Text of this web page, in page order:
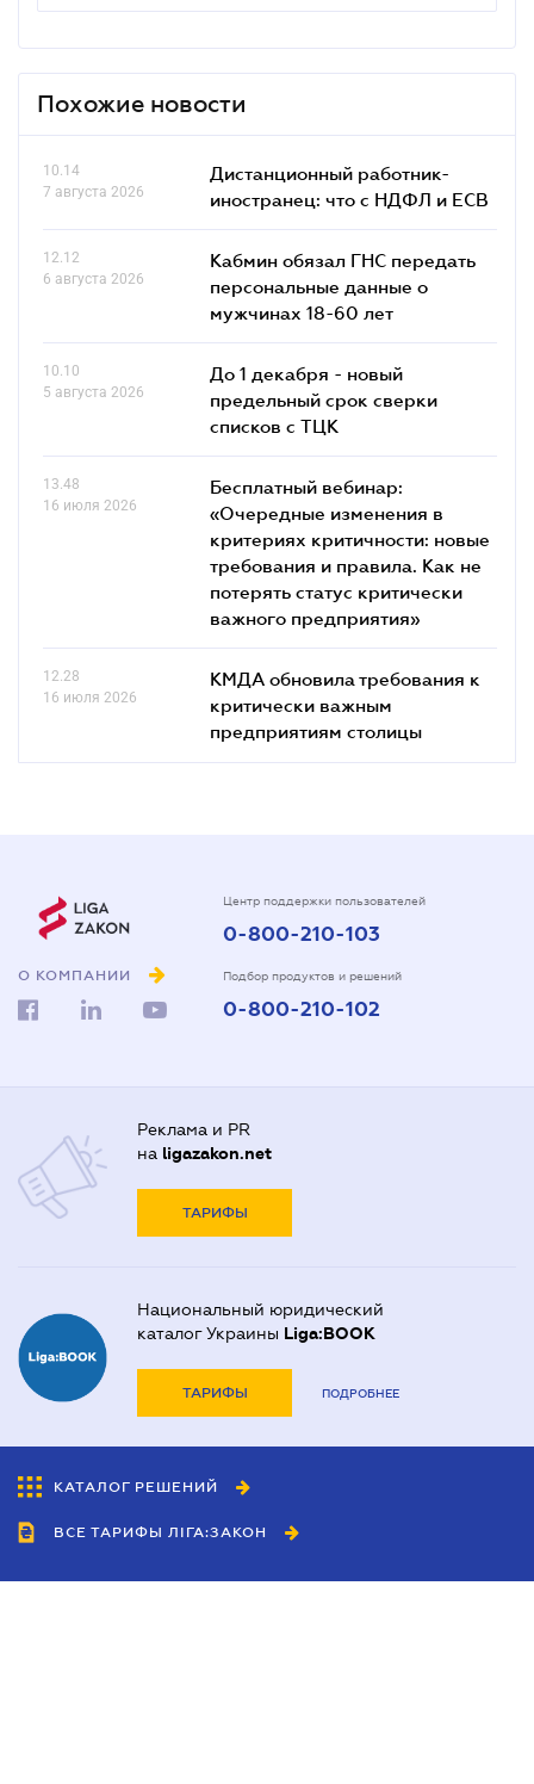
Похожие новости
10.14
7 августа 2026
Дистанционный работник-
иностранец: что с НДФЛ и ЕСВ
12.12
6 августа 2026
Кабмин обязал ГНС передать
персональные данные о
мужчинах 18-60 лет
10.10
5 августа 2026
До 1 декабря - новый
предельный срок сверки
списков c ТЦК
13.48
16 июля 2026
Бесплатный вебинар:
«Очередные изменения в
критериях критичности: новые
требования и правила. Как не
потерять статус критически
важного предприятия»
12.28
16 июля 2026
КМДА обновила требования к
критически важным
предприятиям столицы
О КОМПАНИИ
Центр поддержки пользователей
0-800-210-103
Подбор продуктов и решений
0-800-210-102
Реклама и PR
на ligazakon.net
ТАРИФЫ
Национальный юридический
каталог Украины Liga:BOOK
ТАРИФЫ ПОДРОБНЕЕ
КАТАЛОГ РЕШЕНИЙ
ВСЕ ТАРИФЫ ЛІГА:ЗАКОН